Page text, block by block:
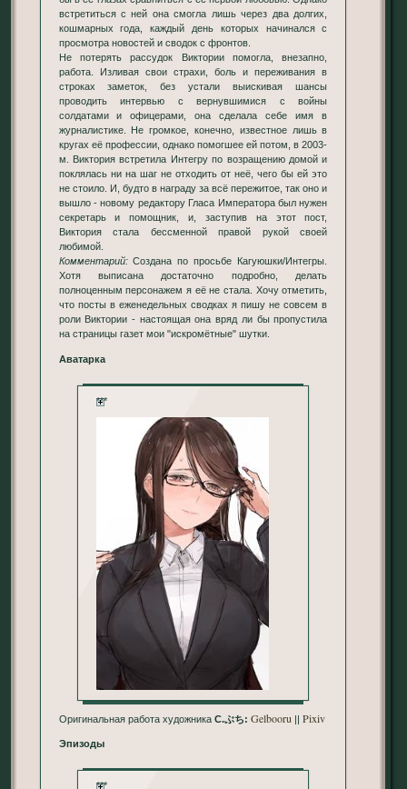
встретиться с ней она смогла лишь через два долгих,
кошмарных года, каждый день которых начинался с
просмотра новостей и сводок с фронтов.
Не потерять рассудок Виктории помогла, внезапно,
работа. Изливая свои страхи, боль и переживания в
строках заметок, без устали выискивая шансы
проводить интервью с вернувшимися с войны
солдатами и офицерами, она сделала себе имя в
журналистике. Не громкое, конечно, известное лишь в
кругах её профессии, однако помогшее ей потом, в 2003-
м. Виктория встретила Интегру по возращению домой и
поклялась ни на шаг не отходить от неё, чего бы ей это
не стоило. И, будто в награду за всё пережитое, так оно и
вышло - новому редактору Гласа Императора был нужен
секретарь и помощник, и, заступив на этот пост,
Виктория стала бессменной правой рукой своей
любимой.
Комментарий:Создана по просьбе Кагуюшки/Интегры.
Хотя выписана достаточно подробно, делать
полноценным персонажем я её не стала. Хочу отметить,
что посты в еженедельных сводках я пишу не совсем в
роли Виктории - настоящая она вряд ли бы пропустила
на страницы газет мои "искромётные" шутки.
Аватарка
***
Оригинальная работа художника C.ぶち: Gelbooru || Pixiv
Эпизоды
***